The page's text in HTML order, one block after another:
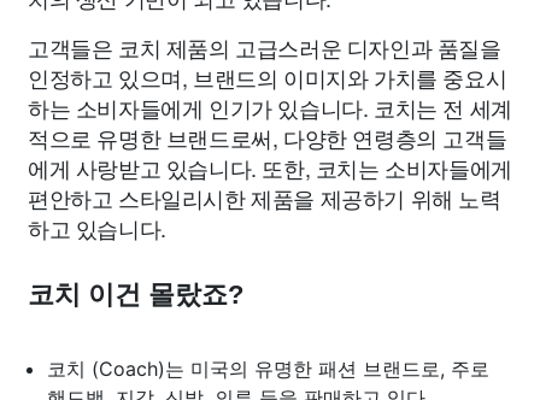
고객들은 코치 제품의 고급스러운 디자인과 품질을
인정하고 있으며, 브랜드의 이미지와 가치를 중요시
하는 소비자들에게 인기가 있습니다. 코치는 전 세계
적으로 유명한 브랜드로써, 다양한 연령층의 고객들
에게 사랑받고 있습니다. 또한, 코치는 소비자들에게
편안하고 스타일리시한 제품을 제공하기 위해 노력
하고 있습니다.
코치 이건 몰랐죠?
코치 (Coach)는 미국의 유명한 패션 브랜드로, 주로